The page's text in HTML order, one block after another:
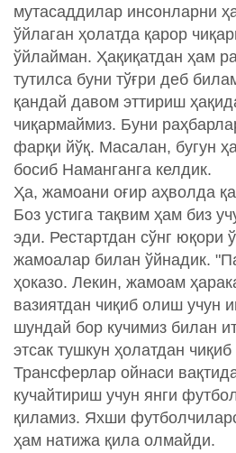
мутасаддилар инсонларни
ўйлаган ҳолатда қарор
ўйлайман. Ҳақиқатдан ҳам
тутилса буни тўғри деб
қандай давом эттириш
чиқармаймиз. Буни
фарқи йўқ. Масалан, бугун
босиб Наманганга келдик.
Ҳа, жамоани оғир аҳволда
Боз устига тақвим ҳам биз
эди. Рестартдан сўнг юқори
жамоалар билан ўйнадик.
ҳоказо. Лекин, жамоам
вазиятдан чиқиб олиш учун
шундай бор кучимиз билан
этсак тушкун ҳолатдан
Трансферлар ойнаси
кучайтириш учун янги
қиламиз. Яхши
ҳам натижа қила олмайди.